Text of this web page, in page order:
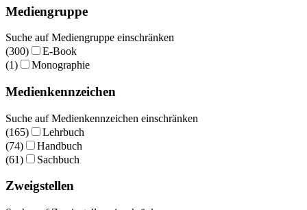
Mediengruppe
Suche auf Mediengruppe einschränken
(300)
E-Book
(1)
Monographie
Medienkennzeichen
Suche auf Medienkennzeichen einschränken
(165)
Lehrbuch
(74)
Handbuch
(61)
Sachbuch
Zweigstellen